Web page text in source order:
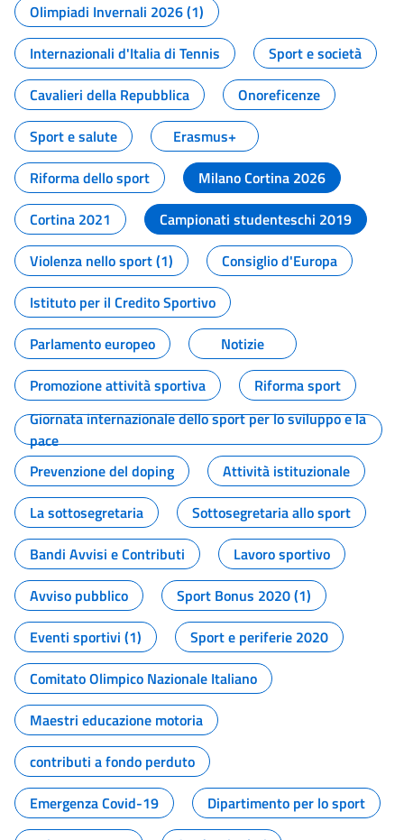
Olimpiadi Invernali 2026 (1)
Internazionali d'Italia di Tennis
Sport e società
Cavalieri della Repubblica
Onoreficenze
Sport e salute
Erasmus+
Riforma dello sport
Milano Cortina 2026
Cortina 2021
Campionati studenteschi 2019
Violenza nello sport (1)
Consiglio d'Europa
Istituto per il Credito Sportivo
Parlamento europeo
Notizie
Promozione attività sportiva
Riforma sport
Giornata internazionale dello sport per lo sviluppo e la
pace
Prevenzione del doping
Attività istituzionale
La sottosegretaria
Sottosegretaria allo sport
Bandi Avvisi e Contributi
Lavoro sportivo
Avviso pubblico
Sport Bonus 2020 (1)
Eventi sportivi (1)
Sport e periferie 2020
Comitato Olimpico Nazionale Italiano
Maestri educazione motoria
contributi a fondo perduto
Emergenza Covid-19
Dipartimento per lo sport